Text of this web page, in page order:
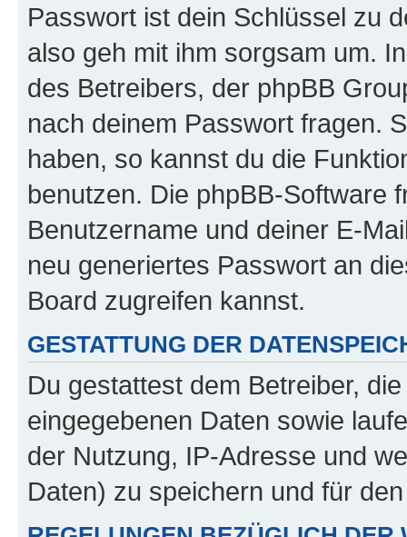
Passwort ist dein Schlüssel zu
also geh mit ihm sorgsam um.
des Betreibers, der phpBB
nach deinem Passwort fragen.
haben, so kannst du die
benutzen. Die phpBB-Software
Benutzername und deiner E-
neu generiertes Passwort an
Board zugreifen kannst.
GESTATTUNG DER
Du gestattest dem Betreiber,
eingegebenen Daten sowie
der Nutzung, IP-Adresse und
Daten) zu speichern und für